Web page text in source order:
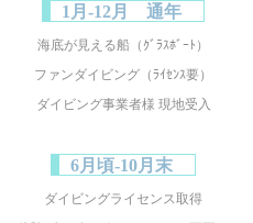
1月-12月 通年
海底が見える船（ｸﾞﾗｽﾎﾞｰﾄ）
ファンダイビング（ﾗｲｾﾝｽ要）
ダイビング事業者様 現地受入
6月頃-10月末
ダイビングライセンス取得